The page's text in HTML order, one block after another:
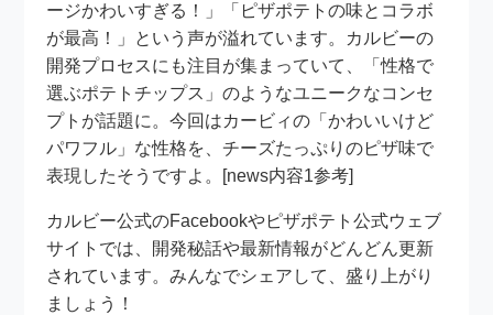
ージかわいすぎる！」「ピザポテトの味とコラボ
が最高！」という声が溢れています。カルビーの
開発プロセスにも注目が集まっていて、「性格で
選ぶポテトチップス」のようなユニークなコンセ
プトが話題に。今回はカービィの「かわいいけど
パワフル」な性格を、チーズたっぷりのピザ味で
表現したそうですよ。[news内容1参考]
カルビー公式のFacebookやピザポテト公式ウェブ
サイトでは、開発秘話や最新情報がどんどん更新
されています。みんなでシェアして、盛り上がり
ましょう！